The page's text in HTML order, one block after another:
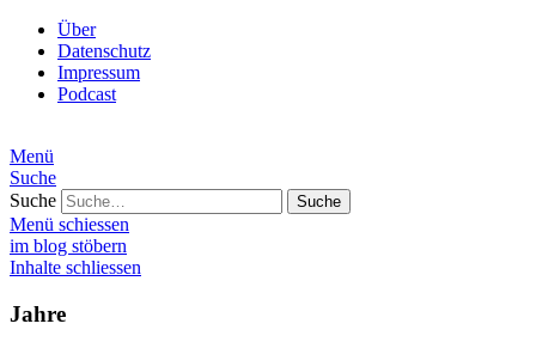
Über
Datenschutz
Impressum
Podcast
Menü
Suche
Suche
Menü schiessen
im blog stöbern
Inhalte schliessen
Jahre